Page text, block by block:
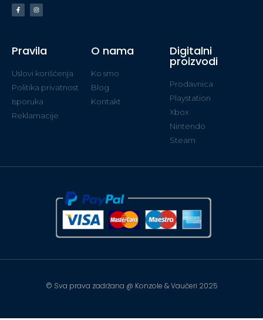
Pravila
Uslovi korišćenja
Politika privatnost
Isporuka
Reklamacije
O nama
Ko smo
Blog
Kontakt
Digitalni
proizvodi
Prodavnica
Playstation
Xbox
Nintendo
Steam
© Sva prava zadržana @ Konzole & Vaučeri 2025